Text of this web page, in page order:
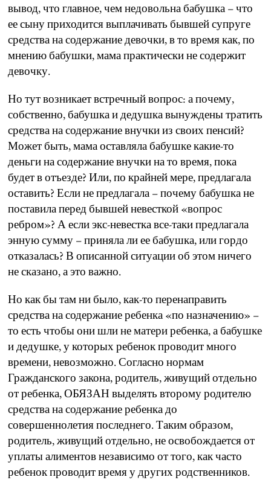
вывод, что главное, чем недовольна бабушка – что
ее сыну приходится выплачивать бывшей супруге
средства на содержание девочки, в то время как, по
мнению бабушки, мама практически не содержит
девочку.
Но тут возникает встречный вопрос: а почему,
собственно, бабушка и дедушка вынуждены тратить
средства на содержание внучки из своих пенсий?
Может быть, мама оставляла бабушке какие-то
деньги на содержание внучки на то время, пока
будет в отъезде? Или, по крайней мере, предлагала
оставить? Если не предлагала – почему бабушка не
поставила перед бывшей невесткой «вопрос
ребром»? А если экс-невестка все-таки предлагала
энную сумму – приняла ли ее бабушка, или гордо
отказалась? В описанной ситуации об этом ничего
не сказано, а это важно.
Но как бы там ни было, как-то перенаправить
средства на содержание ребенка «по назначению» –
то есть чтобы они шли не матери ребенка, а бабушке
и дедушке, у которых ребенок проводит много
времени, невозможно. Согласно нормам
Гражданского закона, родитель, живущий отдельно
от ребенка, ОБЯЗАН выделять второму родителю
средства на содержание ребенка до
совершеннолетия последнего. Таким образом,
родитель, живущий отдельно, не освобождается от
уплаты алиментов независимо от того, как часто
ребенок проводит время у других родственников.